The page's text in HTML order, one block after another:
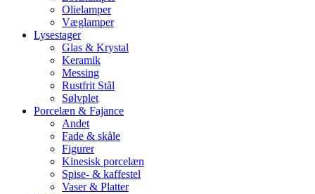
Olielamper
Væglamper
Lysestager
Glas & Krystal
Keramik
Messing
Rustfrit Stål
Sølvplet
Porcelæn & Fajance
Andet
Fade & skåle
Figurer
Kinesisk porcelæn
Spise- & kaffestel
Vaser & Platter